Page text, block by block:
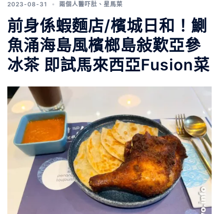
2023-08-31 兩個人醫吓肚 、 星馬菜
前身係蝦麵店/檳城日和！鰂
魚涌海島風檳榔島敍歎亞參
冰茶 即試馬來西亞Fusion菜